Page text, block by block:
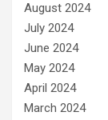
August 2024
July 2024
June 2024
May 2024
April 2024
March 2024